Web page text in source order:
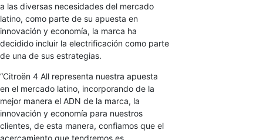
a las diversas necesidades del mercado
latino, como parte de su apuesta en
innovación y economía, la marca ha
decidido incluir la electrificación como parte
de una de sus estrategias.
“Citroën 4 All representa nuestra apuesta
en el mercado latino, incorporando de la
mejor manera el ADN de la marca, la
innovación y economía para nuestros
clientes, de esta manera, confiamos que el
acercamiento que tendremos es